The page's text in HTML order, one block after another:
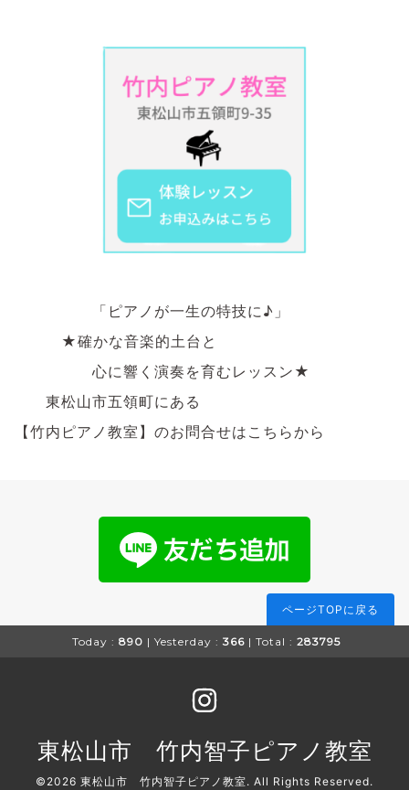
「ピアノが一生の特技に♪」
★確かな音楽的土台と
心に響く演奏を育むレッスン★
東松山市五領町にある
【竹内ピアノ教室】のお問合せはこちらから
ページTOPに戻る
Today : 890 | Yesterday : 366 | Total : 283795
東松山市 竹内智子ピアノ教室
©2026 東松山市 竹内智子ピアノ教室. All Rights Reserved.